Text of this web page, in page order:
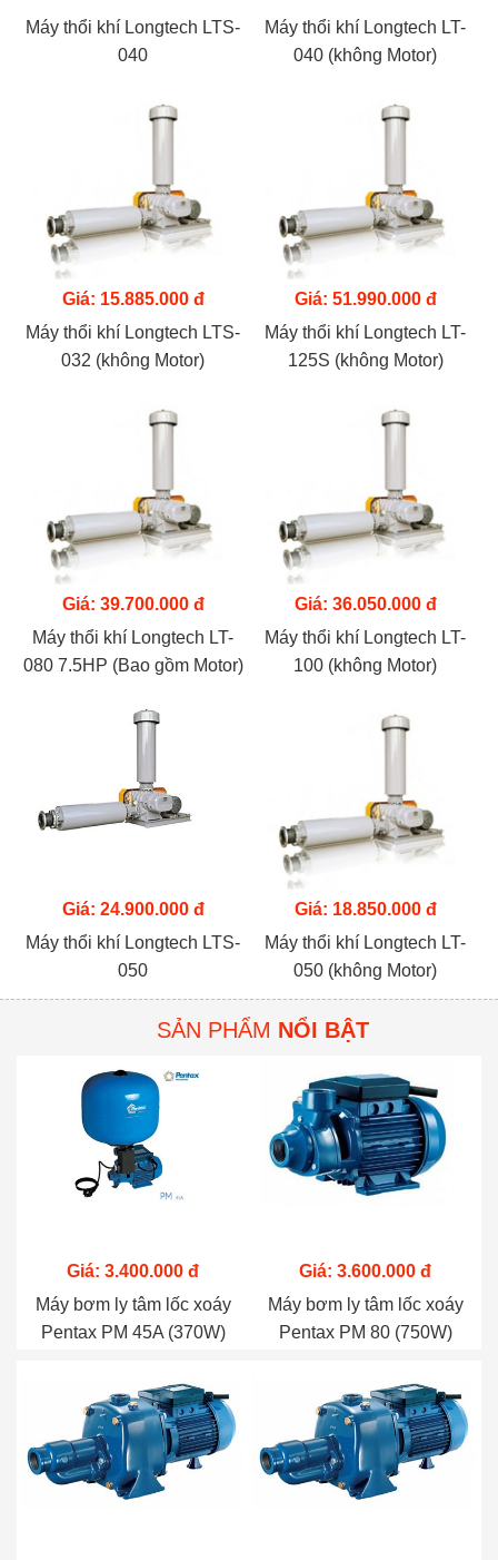
Máy thổi khí Longtech LTS-
040
Máy thổi khí Longtech LT-
040 (không Motor)
Giá: 15.885.000 đ
Máy thổi khí Longtech LTS-
032 (không Motor)
Giá: 51.990.000 đ
Máy thổi khí Longtech LT-
125S (không Motor)
Giá: 39.700.000 đ
Máy thổi khí Longtech LT-
080 7.5HP (Bao gồm Motor)
Giá: 36.050.000 đ
Máy thổi khí Longtech LT-
100 (không Motor)
Giá: 24.900.000 đ
Máy thổi khí Longtech LTS-
050
Giá: 18.850.000 đ
Máy thổi khí Longtech LT-
050 (không Motor)
SẢN PHẨM NỔI BẬT
Giá: 3.400.000 đ
Máy bơm ly tâm lốc xoáy
Pentax PM 45A (370W)
Giá: 3.600.000 đ
Máy bơm ly tâm lốc xoáy
Pentax PM 80 (750W)